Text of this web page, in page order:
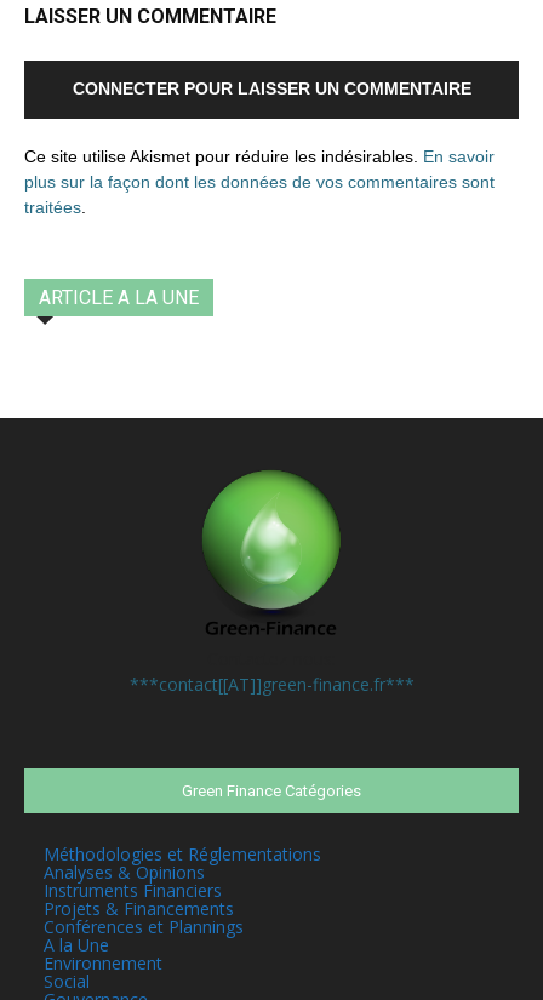
LAISSER UN COMMENTAIRE
CONNECTER POUR LAISSER UN COMMENTAIRE
Ce site utilise Akismet pour réduire les indésirables. En savoir
plus sur la façon dont les données de vos commentaires sont
traitées.
ARTICLE A LA UNE
***contact[[AT]]green-finance.fr***
Green Finance Catégories
Méthodologies et Réglementations
Analyses & Opinions
Instruments Financiers
Projets & Financements
Conférences et Plannings
A la Une
Environnement
Social